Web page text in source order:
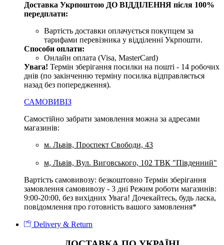
Доставка Укрпоштою ДО ВІДДІЛЕННЯ після 100%
передплати:
Вартість доставки оплачується покупцем за
тарифами перевізника у відділенні Укрпошти.
Способи оплати:
Онлайн оплата (Visa, MasterCard)
Увага! Термін зберігання посилки на пошті - 14 робочих
днів (по закінченню терміну посилка відправляється
назад без попередження).
САМОВИВІЗ
Самостійно забрати замовлення можна за адресами
магазинів:
м. Львів, Проспект Свободи, 43
м, Львів, Вул. Виговського, 102 ТВК "Південний"
Вартість самовивозу: безкоштовно Термін зберігання
замовлення самовивозу - 3 дні Режим роботи магазинів:
9:00-20:00, без вихідних Увага! Дочекайтесь, будь ласка,
повідомлення про готовність вашого замовлення*
Delivery & Return